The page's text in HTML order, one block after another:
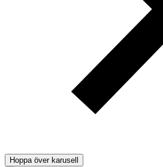
Hoppa över karusell